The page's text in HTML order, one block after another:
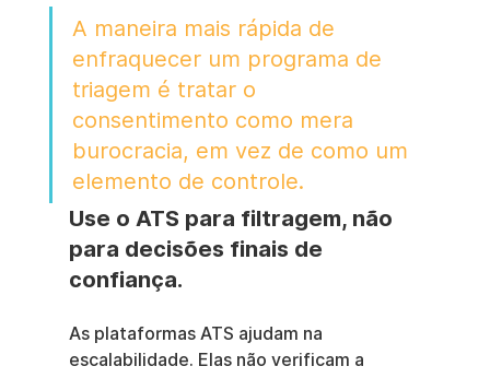
A maneira mais rápida de
enfraquecer um programa de
triagem é tratar o
consentimento como mera
burocracia, em vez de como um
elemento de controle.
Use o ATS para filtragem, não
para decisões finais de
confiança.
As plataformas ATS ajudam na
escalabilidade. Elas não verificam a